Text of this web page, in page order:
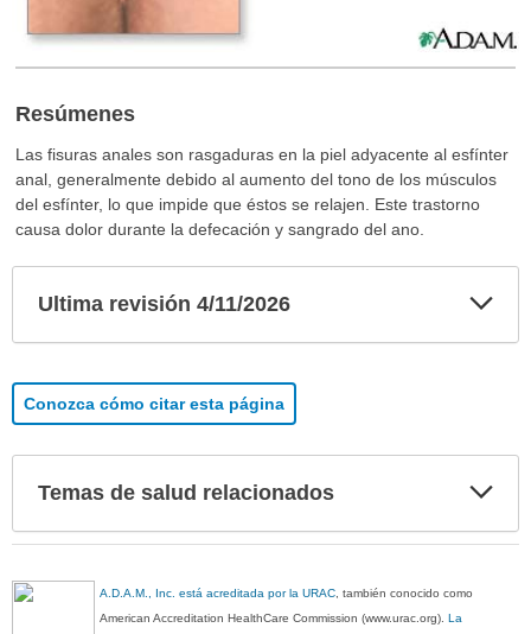
Resúmenes
Las fisuras anales son rasgaduras en la piel adyacente al esfínter
anal, generalmente debido al aumento del tono de los músculos
del esfínter, lo que impide que éstos se relajen. Este trastorno
causa dolor durante la defecación y sangrado del ano.
Ultima revisión 4/11/2026
Conozca cómo citar esta página
Temas de salud relacionados
A.D.A.M., Inc. está acreditada por la URAC , también conocido como
American Accreditation HealthCare Commission (www.urac.org).La